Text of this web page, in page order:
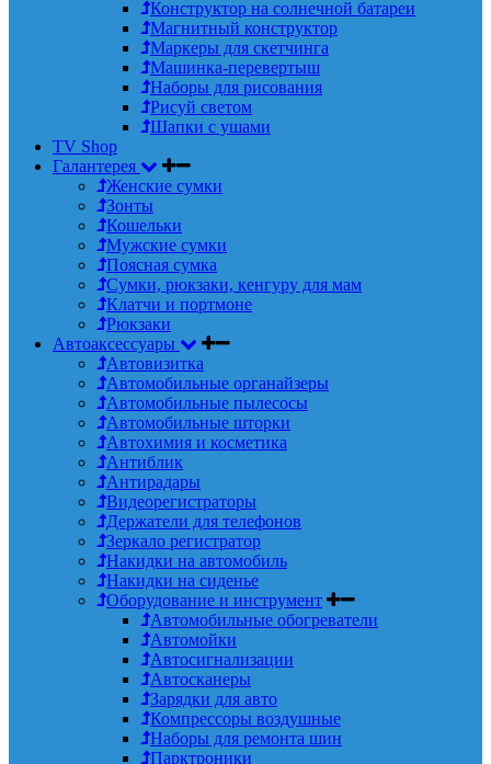
Конструктор на солнечной батареи
Магнитный конструктор
Маркеры для скетчинга
Машинка-перевертыш
Наборы для рисования
Рисуй светом
Шапки с ушами
TV Shop
Галантерея
Женские сумки
Зонты
Кошельки
Мужские сумки
Поясная сумка
Сумки, рюкзаки, кенгуру для мам
Клатчи и портмоне
Рюкзаки
Автоаксессуары
Автовизитка
Автомобильные органайзеры
Автомобильные пылесосы
Автомобильные шторки
Автохимия и косметика
Антиблик
Антирадары
Видеорегистраторы
Держатели для телефонов
Зеркало регистратор
Накидки на автомобиль
Накидки на сиденье
Оборудование и инструмент
Автомобильные обогреватели
Автомойки
Автосигнализации
Автосканеры
Зарядки для авто
Компрессоры воздушные
Наборы для ремонта шин
Парктроники